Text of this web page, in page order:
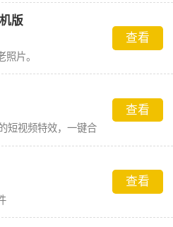
版
照片。
查看
短视频特效，一键合
查看
查看